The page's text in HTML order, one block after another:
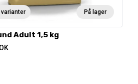
På lager
varianter
Adult 1,5 kg